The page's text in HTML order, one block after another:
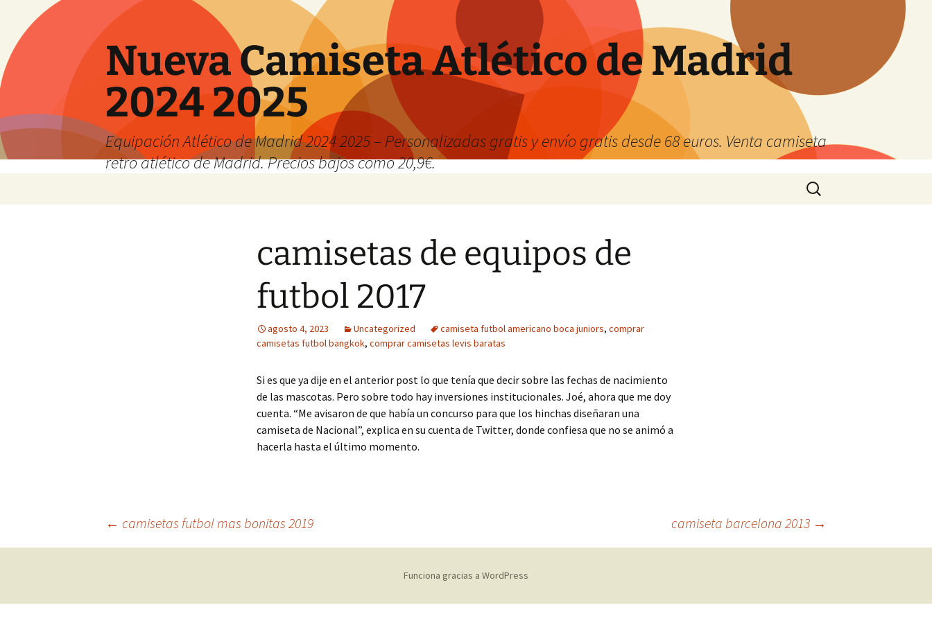
Nueva Camiseta Atlético de Madrid
2024 2025
Equipación Atlético de Madrid 2024 2025 – Personalizadas gratis y envío gratis desde 68 euros. Venta camiseta
retro atlético de Madrid. Precios bajos como 20,9€.
Buscar:
camisetas de equipos de
futbol 2017
agosto 4, 2023 Uncategorized camiseta futbol americano boca juniors, comprar
camisetas futbol bangkok, comprar camisetas levis baratas
Si es que ya dije en el anterior post lo que tenía que decir sobre las fechas de nacimiento
de las mascotas. Pero sobre todo hay inversiones institucionales. Joé, ahora que me doy
cuenta. “Me avisaron de que había un concurso para que los hinchas diseñaran una
camiseta de Nacional”, explica en su cuenta de Twitter, donde confiesa que no se animó a
hacerla hasta el último momento.
Navegación
← camisetas futbol mas bonitas 2019 camiseta barcelona 2013 →
Funciona gracias a WordPress